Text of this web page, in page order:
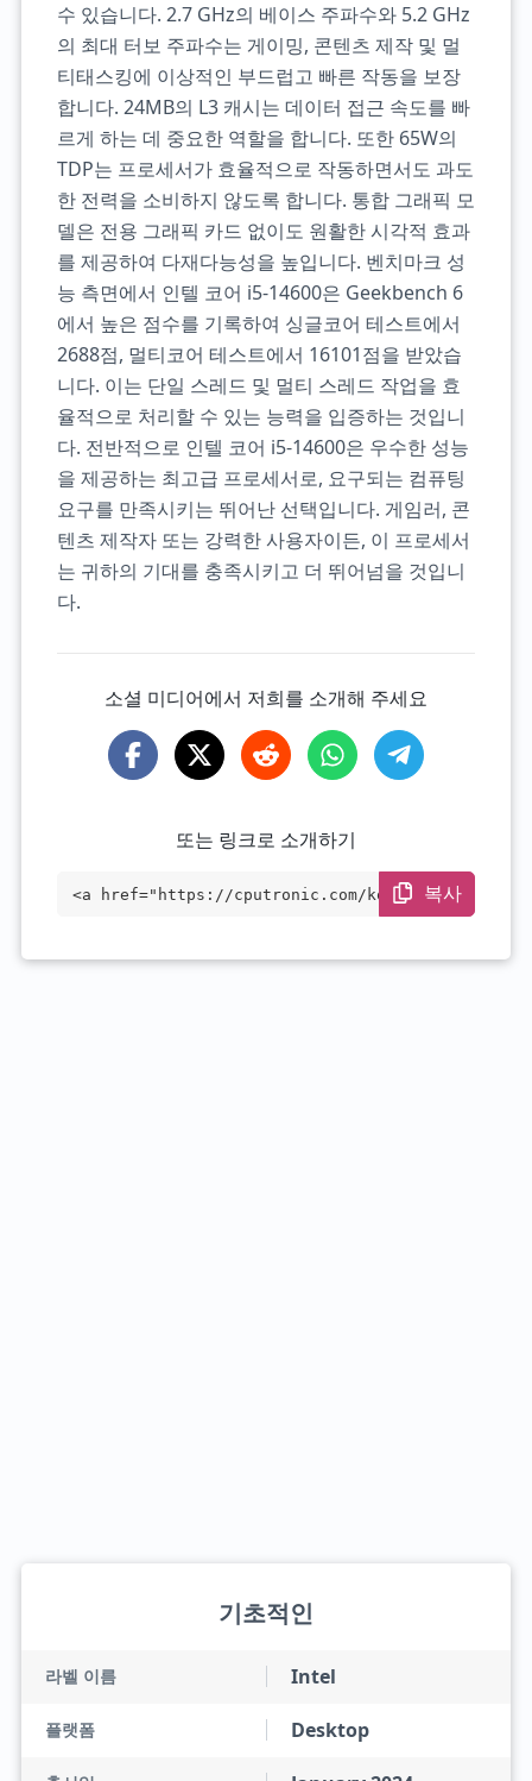
수 있습니다. 2.7 GHz의 베이스 주파수와 5.2 GHz
의 최대 터보 주파수는 게이밍, 콘텐츠 제작 및 멀
티태스킹에 이상적인 부드럽고 빠른 작동을 보장
합니다. 24MB의 L3 캐시는 데이터 접근 속도를 빠
르게 하는 데 중요한 역할을 합니다. 또한 65W의
TDP는 프로세서가 효율적으로 작동하면서도 과도
한 전력을 소비하지 않도록 합니다. 통합 그래픽 모
델은 전용 그래픽 카드 없이도 원활한 시각적 효과
를 제공하여 다재다능성을 높입니다. 벤치마크 성
능 측면에서 인텔 코어 i5-14600은 Geekbench 6
에서 높은 점수를 기록하여 싱글코어 테스트에서
2688점, 멀티코어 테스트에서 16101점을 받았습
니다. 이는 단일 스레드 및 멀티 스레드 작업을 효
율적으로 처리할 수 있는 능력을 입증하는 것입니
다. 전반적으로 인텔 코어 i5-14600은 우수한 성능
을 제공하는 최고급 프로세서로, 요구되는 컴퓨팅
요구를 만족시키는 뛰어난 선택입니다. 게임러, 콘
텐츠 제작자 또는 강력한 사용자이든, 이 프로세서
는 귀하의 기대를 충족시키고 더 뛰어넘을 것입니
다.
소셜 미디어에서 저희를 소개해 주세요
또는 링크로 소개하기
<a href="https://cputronic.com/ko/cpu/in
복사
기초적인
라벨 이름 Intel
플랫폼 Desktop